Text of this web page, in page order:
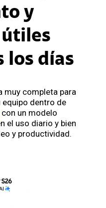
y
los días
muy completa para
dentro de
con un modelo
el uso diario y bien
y productividad.